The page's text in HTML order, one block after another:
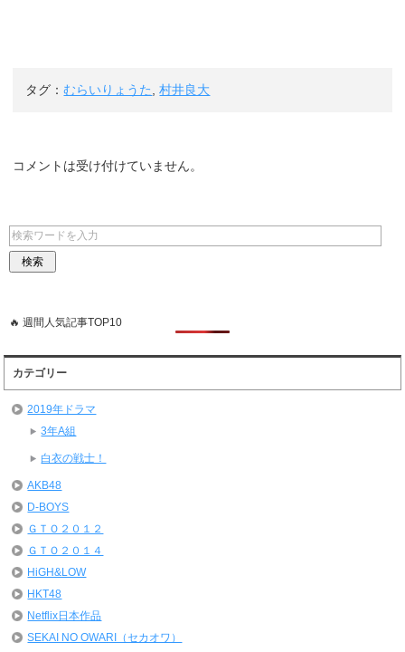
タグ：むらいりょうた,村井良大
コメントは受け付けていません。
🔥 週間人気記事TOP10
カテゴリー
2019年ドラマ
3年A組
白衣の戦士！
AKB48
D-BOYS
ＧＴＯ２０１２
ＧＴＯ２０１４
HiGH&LOW
HKT48
Netflix日本作品
SEKAI NO OWARI（セカオワ）